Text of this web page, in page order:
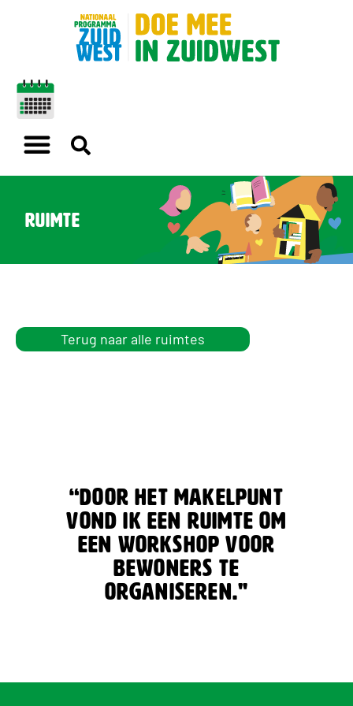
Ruimte
Terug naar alle ruimtes
“Door het makelpunt
vond ik een ruimte om
een workshop voor
bewoners te
organiseren."